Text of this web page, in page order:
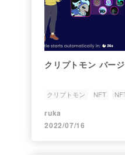
クリプトモン バー
クリプトモン NFT
ruka
2022/07/16